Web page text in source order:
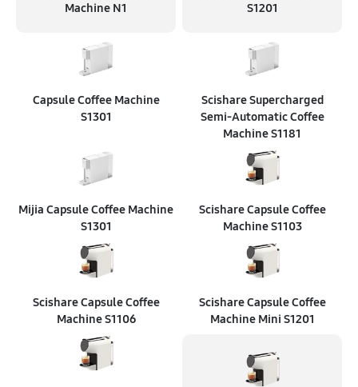
Machine N1
S1201
Capsule Coffee Machine
S1301
Scishare Supercharged
Semi‑Automatic Coffee
Machine S1181
Mijia Capsule Coffee Machine
S1301
Scishare Capsule Coffee
Machine S1103
Scishare Capsule Coffee
Machine S1106
Scishare Capsule Coffee
Machine Mini S1201